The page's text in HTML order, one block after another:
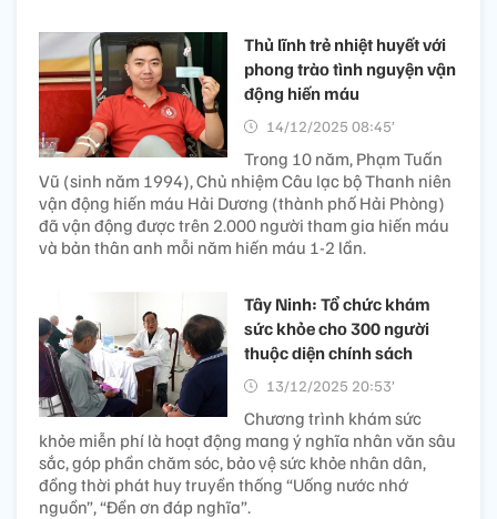
Thủ lĩnh trẻ nhiệt huyết với
phong trào tình nguyện vận
động hiến máu
14/12/2025 08:45’
Trong 10 năm, Phạm Tuấn
Vũ (sinh năm 1994), Chủ nhiệm Câu lạc bộ Thanh niên
vận động hiến máu Hải Dương (thành phố Hải Phòng)
đã vận động được trên 2.000 người tham gia hiến máu
và bản thân anh mỗi năm hiến máu 1-2 lần.
Tây Ninh: Tổ chức khám
sức khỏe cho 300 người
thuộc diện chính sách
13/12/2025 20:53’
Chương trình khám sức
khỏe miễn phí là hoạt động mang ý nghĩa nhân văn sâu
sắc, góp phần chăm sóc, bảo vệ sức khỏe nhân dân,
đồng thời phát huy truyền thống “Uống nước nhớ
nguồn”, “Đền ơn đáp nghĩa”.